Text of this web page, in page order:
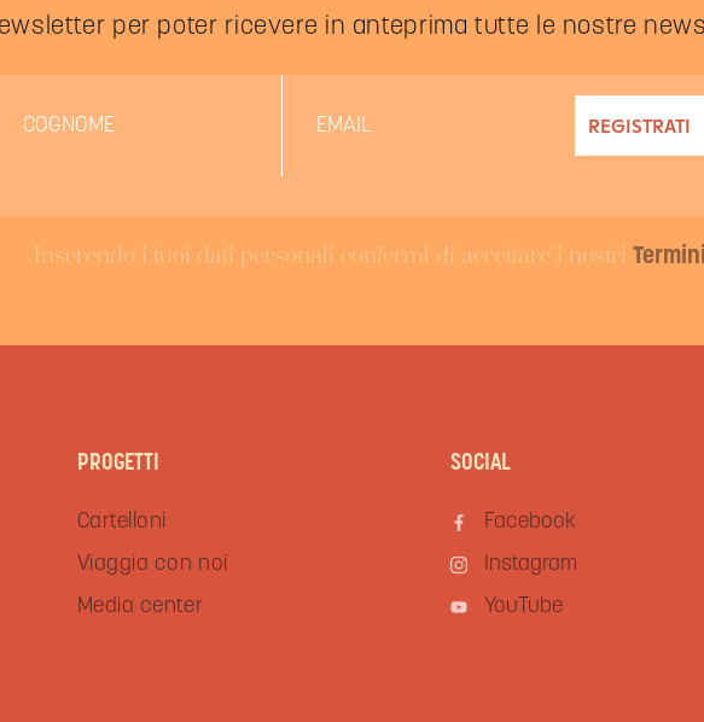
per poter ricevere in anteprima tutte le nostre
Inserendo i tuoi dati personali confermi di accettare i nostri
PROGETTI
Cartelloni
Viaggia con noi
Media center
SOCIAL
Facebook
Instagram
YouTube